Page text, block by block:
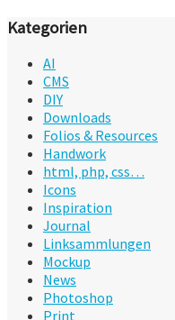
Kategorien
AI
CMS
DIY
Downloads
Folios & Resources
Handwork
html, php, css…
Icons
Inspiration
Journal
Linksammlungen
Mockup
News
Photoshop
Print